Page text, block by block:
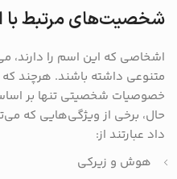
شخصیت‌های مرتبط با
اشخاصی که این اسم را
متنوعی داشته باشند. هرچند
خصوصیات شخصیتی تنها بر
حال، برخی از ویژگی‌هایی که
داد عبارتند از:
هوش و زیرکی